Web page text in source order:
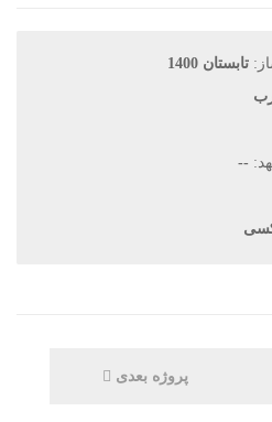
تابستان 1400
--
پروژه بعدی